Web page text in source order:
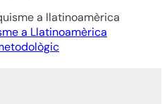
a llatinoamèrica
a Llatinoamèrica